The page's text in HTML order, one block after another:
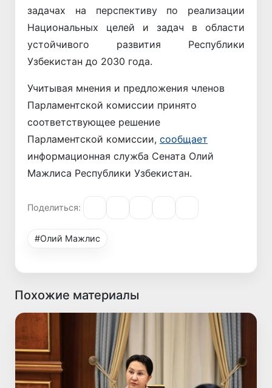
задачах на перспективу по реализации
Национальных целей и задач в области
устойчивого развития Республики
Узбекистан до 2030 года.
Учитывая мнения и предложения членов
Парламентской комиссии принято
соответствующее решение
Парламентской комиссии, сообщает
информационная служба Сената Олий
Мажлиса Республики Узбекистан.
Поделиться:
#Олий Мажлис
Похожие материалы